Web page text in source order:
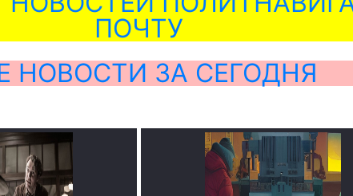
ПОЧТУ
НОВОСТИ ЗА СЕГОДНЯ